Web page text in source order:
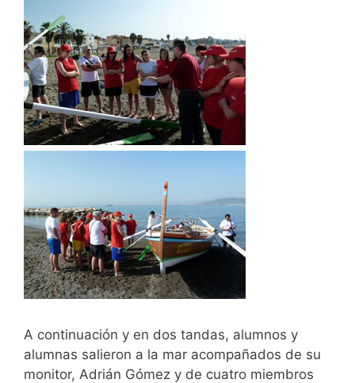
A continuación y en dos tandas, alumnos y
alumnas salieron a la mar acompañados de su
monitor, Adrián Gómez y de cuatro miembros